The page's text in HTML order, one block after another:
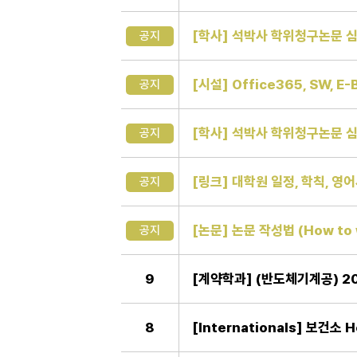
공지 [학사] 석박사 학위청구논문
공지 [시설] Office365, SW, E-
공지 [학사] 석박사 학위청구논문
공지 [링크] 대학원 일정, 학칙, 영
공지 [논문] 논문 작성법 (How
9 [계약학과] (반도체기계공)
8 [Internationals] 보건소